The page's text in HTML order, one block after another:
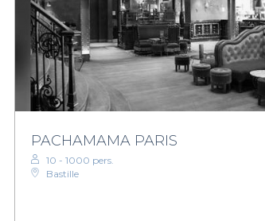
PACHAMAMA PARIS
10 - 1000 pers.
Bastille